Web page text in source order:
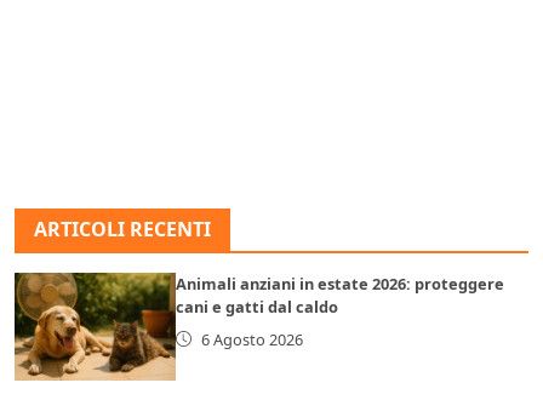
ARTICOLI RECENTI
Animali anziani in estate 2026: proteggere
cani e gatti dal caldo
6 Agosto 2026